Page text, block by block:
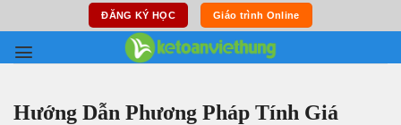
content
ĐĂNG KÝ HỌC Giáo trình Online
Hướng Dẫn Phương Pháp Tính Giá